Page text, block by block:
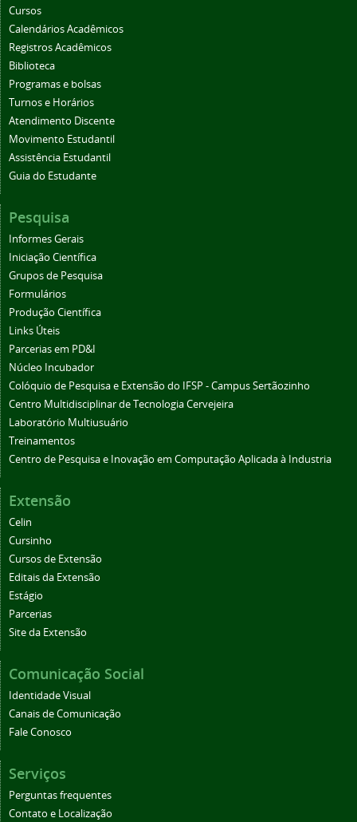
Cursos
Calendários Acadêmicos
Registros Acadêmicos
Biblioteca
Programas e bolsas
Turnos e Horários
Atendimento Discente
Movimento Estudantil
Assistência Estudantil
Guia do Estudante
Pesquisa
Informes Gerais
Iniciação Científica
Grupos de Pesquisa
Formulários
Produção Científica
Links Úteis
Parcerias em PD&I
Núcleo Incubador
Colóquio de Pesquisa e Extensão do IFSP - Campus Sertãozinho
Centro Multidisciplinar de Tecnologia Cervejeira
Laboratório Multiusuário
Treinamentos
Centro de Pesquisa e Inovação em Computação Aplicada à Industria
Extensão
Celin
Cursinho
Cursos de Extensão
Editais da Extensão
Estágio
Parcerias
Site da Extensão
Comunicação Social
Identidade Visual
Canais de Comunicação
Fale Conosco
Serviços
Perguntas frequentes
Contato e Localização